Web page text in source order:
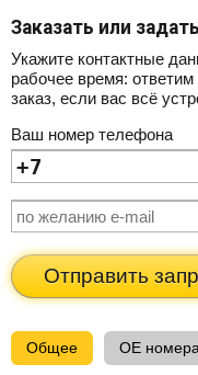
Заказать или
Укажите контактные
рабочее время:
заказ, если вас всё
Ваш номер телефона
Отправить
Общее OE номера